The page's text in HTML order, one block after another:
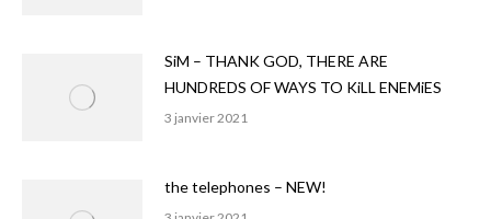
SiM – THANK GOD, THERE ARE
HUNDREDS OF WAYS TO KiLL ENEMiES
3 janvier 2021
the telephones – NEW!